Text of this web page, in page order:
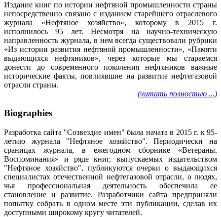
Издание книг по истории нефтяной промышленности страны
непосредственно связано с изданием старейшего отраслевого
журнала «Нефтяное хозяйство», которому в 2015 г.
исполнилось 95 лет. Несмотря на научно-техническую
направленность журнала, в нем всегда существовали рубрики
«Из истории развития нефтяной промышленности», «Памяти
выдающихся нефтяников», через которые мы стараемся
донести до современного поколения нефтяников важные
исторические факты, повлиявшие на развитие нефтегазовой
отрасли страны.
(читать полностью ...)
Biographies
Разработка сайта "Созвездие имен" была начата в 2015 г. к 95-
летию журнала "Нефтяное хозяйство". Периодически на
сраницах журнала, в ежегодном сборнике «Ветераны.
Воспоминания» и ряде книг, выпускаемых издательством
"Нефтяное хозяйство", публикуются очерки о выдающихся
специалистах отечественной нефтегазовой отрасли, о людях,
чья профессиональная деятельность обеспечила ее
становление и развитие. Разработчики сайта предприняли
попытку собрать в одном месте эти публикации, сделав их
доступными широкому кругу читателей.